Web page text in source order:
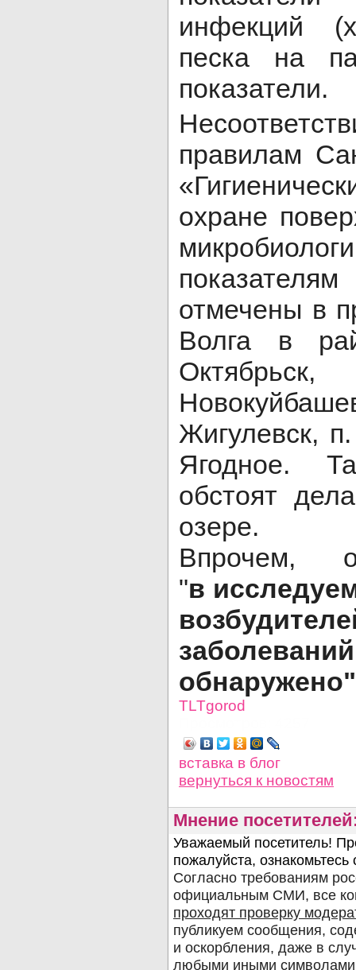
инфекций
песка на
показатели.
правилам
охране
отмечены в
Волга в
Жигулевск,
Ягодное.
обстоят
озере.
Впрочем,
"в
TLTgorod
вставка в блог
вернуться к новостям
Мнение